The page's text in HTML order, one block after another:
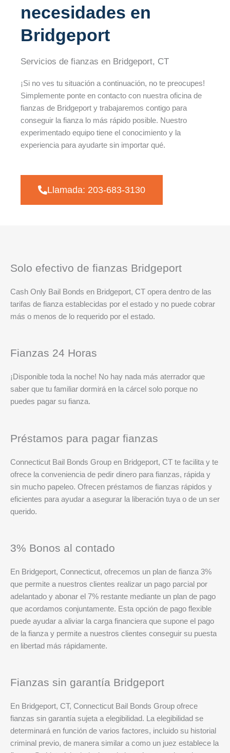
necesidades en
Bridgeport
Servicios de fianzas en Bridgeport, CT
¡Si no ves tu situación a continuación, no te preocupes!
Simplemente ponte en contacto con nuestra oficina de
fianzas de Bridgeport y trabajaremos contigo para
conseguir la fianza lo más rápido posible. Nuestro
experimentado equipo tiene el conocimiento y la
experiencia para ayudarte sin importar qué.
Llamada: 203-683-3130
Solo efectivo de fianzas Bridgeport
Cash Only Bail Bonds en Bridgeport, CT opera dentro de las
tarifas de fianza establecidas por el estado y no puede cobrar
más o menos de lo requerido por el estado.
Fianzas 24 Horas
¡Disponible toda la noche! No hay nada más aterrador que
saber que tu familiar dormirá en la cárcel solo porque no
puedes pagar su fianza.
Préstamos para pagar fianzas
Connecticut Bail Bonds Group en Bridgeport, CT te facilita y te
ofrece la conveniencia de pedir dinero para fianzas, rápida y
sin mucho papeleo. Ofrecen préstamos de fianzas rápidos y
eficientes para ayudar a asegurar la liberación tuya o de un ser
querido.
3% Bonos al contado
En Bridgeport, Connecticut, ofrecemos un plan de fianza 3%
que permite a nuestros clientes realizar un pago parcial por
adelantado y abonar el 7% restante mediante un plan de pago
que acordamos conjuntamente. Esta opción de pago flexible
puede ayudar a aliviar la carga financiera que supone el pago
de la fianza y permite a nuestros clientes conseguir su puesta
en libertad más rápidamente.
Fianzas sin garantía Bridgeport
En Bridgeport, CT, Connecticut Bail Bonds Group ofrece
fianzas sin garantía sujeta a elegibilidad. La elegibilidad se
determinará en función de varios factores, incluido su historial
criminal previo, de manera similar a como un juez establece la